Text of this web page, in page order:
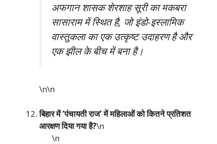
अफगान शासक शेरशाह सूरी का मकबरा
सासाराम में स्थित है, जो इंडो-इस्लामिक
वास्तुकला का एक उत्कृष्ट उदाहरण है और
एक झील के बीच में बना है।
\n\n
बिहार में ‘पंचायती राज’ में महिलाओं को कितने प्रतिशत
आरक्षण दिया गया है?\n
\n